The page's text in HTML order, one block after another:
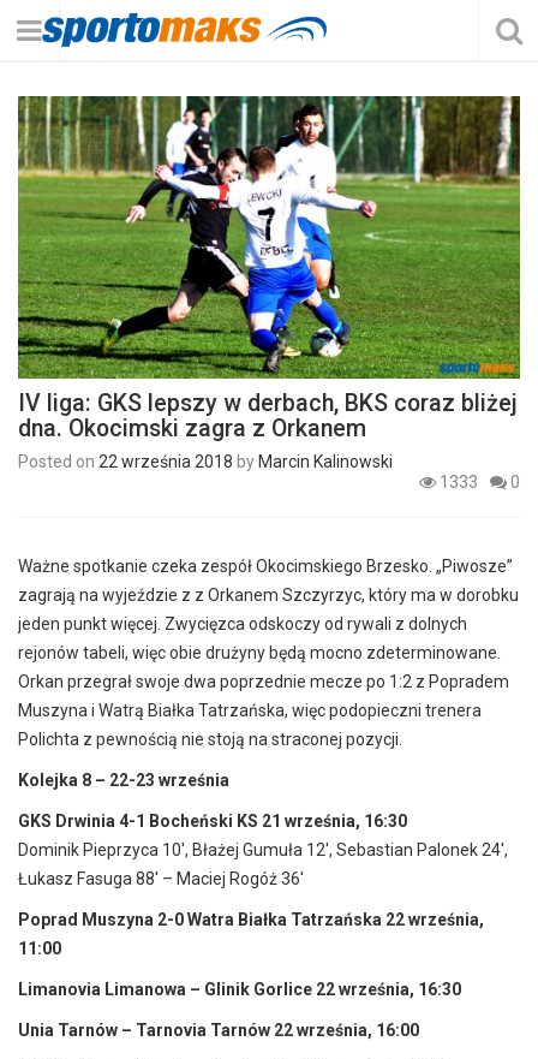
IV liga: GKS lepszy w derbach, BKS coraz bliżej
dna. Okocimski zagra z Orkanem
Posted on 22 września 2018 by Marcin Kalinowski
1333
0
Ważne spotkanie czeka zespół Okocimskiego Brzesko. „Piwosze”
zagrają na wyjeździe z z Orkanem Szczyrzyc, który ma w dorobku
jeden punkt więcej. Zwycięzca odskoczy od rywali z dolnych
rejonów tabeli, więc obie drużyny będą mocno zdeterminowane.
Orkan przegrał swoje dwa poprzednie mecze po 1:2 z Popradem
Muszyna i Watrą Białka Tatrzańska, więc podopieczni trenera
Polichta z pewnością nie stoją na straconej pozycji.
Kolejka 8 – 22-23 września
GKS Drwinia 4-1 Bocheński KS 21 września, 16:30
Dominik Pieprzyca 10′, Błażej Gumuła 12′, Sebastian Palonek 24′,
Łukasz Fasuga 88′ – Maciej Rogóż 36′
Poprad Muszyna 2-0 Watra Białka Tatrzańska 22 września,
11:00
Limanovia Limanowa – Glinik Gorlice 22 września, 16:30
Unia Tarnów – Tarnovia Tarnów 22 września, 16:00